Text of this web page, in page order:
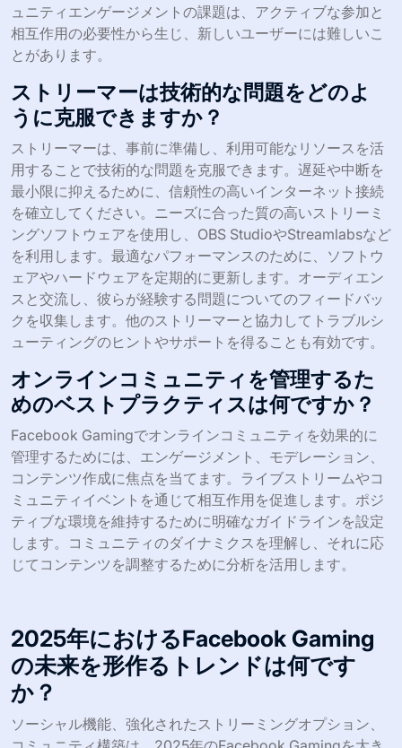
ュニティエンゲージメントの課題は、アクティブな参加と
相互作用の必要性から生じ、新しいユーザーには難しいこ
とがあります。
ストリーマーは技術的な問題をどのよ
うに克服できますか？
ストリーマーは、事前に準備し、利用可能なリソースを活
用することで技術的な問題を克服できます。遅延や中断を
最小限に抑えるために、信頼性の高いインターネット接続
を確立してください。ニーズに合った質の高いストリーミ
ングソフトウェアを使用し、OBS StudioやStreamlabsなど
を利用します。最適なパフォーマンスのために、ソフトウ
ェアやハードウェアを定期的に更新します。オーディエン
スと交流し、彼らが経験する問題についてのフィードバッ
クを収集します。他のストリーマーと協力してトラブルシ
ューティングのヒントやサポートを得ることも有効です。
オンラインコミュニティを管理するた
めのベストプラクティスは何ですか？
Facebook Gamingでオンラインコミュニティを効果的に
管理するためには、エンゲージメント、モデレーション、
コンテンツ作成に焦点を当てます。ライブストリームやコ
ミュニティイベントを通じて相互作用を促進します。ポジ
ティブな環境を維持するために明確なガイドラインを設定
します。コミュニティのダイナミクスを理解し、それに応
じてコンテンツを調整するために分析を活用します。